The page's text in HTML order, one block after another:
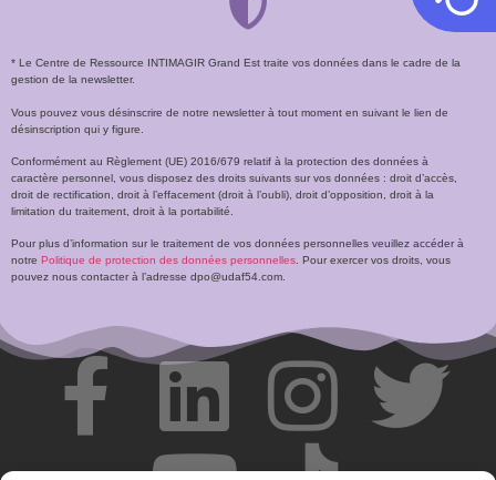
* Le Centre de Ressource INTIMAGIR Grand Est traite vos données dans le cadre de la
gestion de la newsletter.
Vous pouvez vous désinscrire de notre newsletter à tout moment en suivant le lien de
désinscription qui y figure.
Conformément au Règlement (UE) 2016/679 relatif à la protection des données à
caractère personnel, vous disposez des droits suivants sur vos données : droit d’accès,
droit de rectification, droit à l’effacement (droit à l’oubli), droit d’opposition, droit à la
limitation du traitement, droit à la portabilité.
Pour plus d’information sur le traitement de vos données personnelles veuillez accéder à
notre Politique de protection des données personnelles. Pour exercer vos droits, vous
pouvez nous contacter à l’adresse dpo@udaf54.com.